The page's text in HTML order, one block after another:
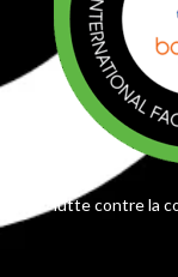
lutte contre la